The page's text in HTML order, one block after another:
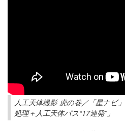
人工天体撮影 虎の巻／「星ナビ
処理＋人工天体パス“17連発”」